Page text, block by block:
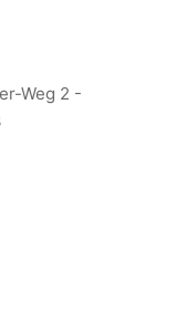
Weg 2 -